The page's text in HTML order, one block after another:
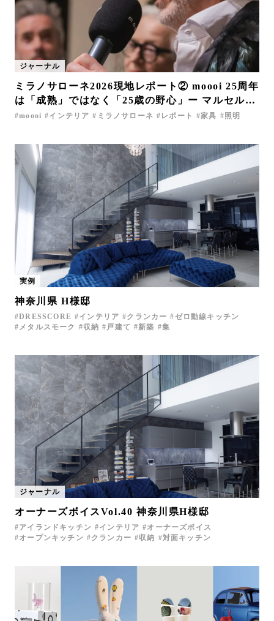
ジャーナル
ミラノサローネ2026現地レポート② moooi 25周年
は「成熟」ではなく「25歳の野心」ー マルセルが
描く未来
moooi インテリア ミラノサローネ レポート 家具 照明
実例
神奈川県 H様邸
DRESSCORE インテリア クランカー
ゼロ動線キッチン
メタルスモーク
収納 戸建て 新築 集
ジャーナル
オーナーズボイスVol.40 神奈川県H様邸
アイランドキッチン インテリア
オーナーズボイス
オープンキッチン
クランカー 収納 対面キッチン